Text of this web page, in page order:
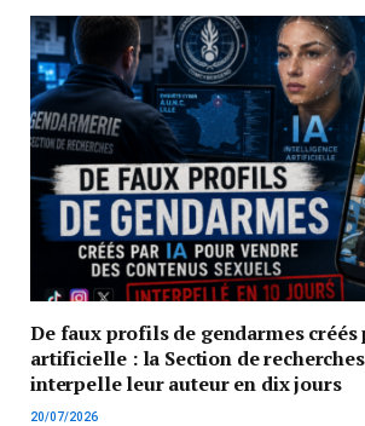
De faux profils de gendarmes
artificielle : la Section de
interpelle leur auteur en dix jours
20/07/2026